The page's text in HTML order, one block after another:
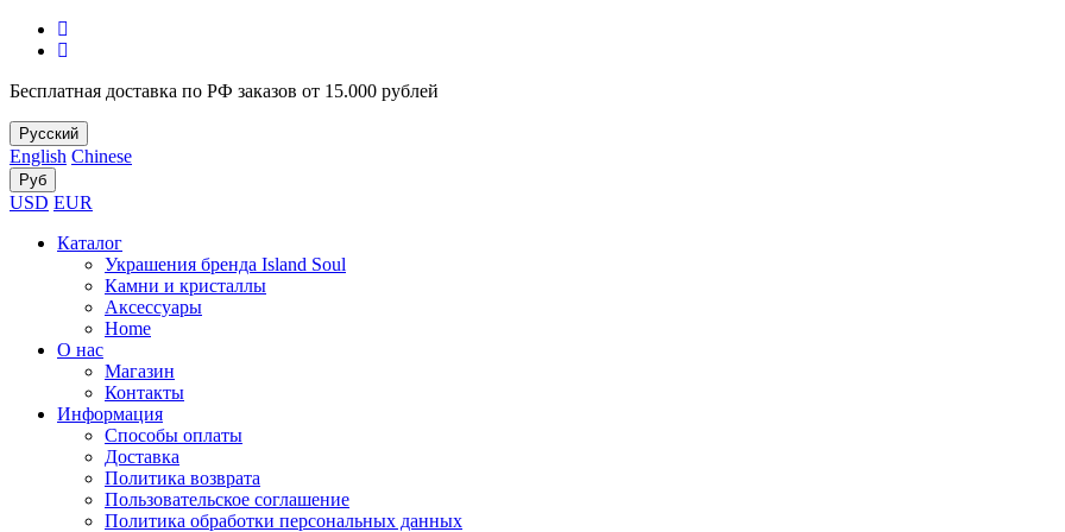
Бесплатная доставка по РФ заказов от 15.000 рублей
Русский
English Chinese
Руб
USD EUR
Каталог
Украшения бренда Island Soul
Камни и кристаллы
Аксессуары
Home
О нас
Магазин
Контакты
Информация
Способы оплаты
Доставка
Политика возврата
Пользовательское соглашение
Политика обработки персональных данных